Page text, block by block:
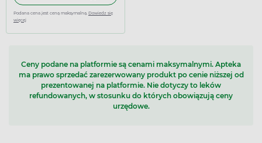
Podana cena jest ceną maksymalną. Dowiedz się
więcej
Ceny podane na platformie są cenami maksymalnymi. Apteka
ma prawo sprzedać zarezerwowany produkt po cenie niższej od
prezentowanej na platformie. Nie dotyczy to leków
refundowanych, w stosunku do których obowiązują ceny
urzędowe.